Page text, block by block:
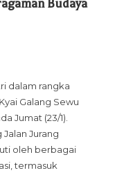
Budaya
dalam rangka
Galang Sewu
Jumat (23/1).
Jurang
oleh berbagai
termasuk